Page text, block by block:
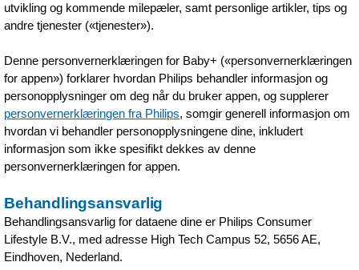
utvikling og kommende milepæler, samt personlige artikler, tips og
andre tjenester («tjenester»).
Denne personvernerklæringen for Baby+ («personvernerklæringen
for appen») forklarer hvordan Philips behandler informasjon og
personopplysninger om deg når du bruker appen, og supplerer
personvernerklæringen fra Philips, somgir generell informasjon om
hvordan vi behandler personopplysningene dine, inkludert
informasjon som ikke spesifikt dekkes av denne
personvernerklæringen for appen.
Behandlingsansvarlig
Behandlingsansvarlig for dataene dine er Philips Consumer
Lifestyle B.V., med adresse High Tech Campus 52, 5656 AE,
Eindhoven, Nederland.